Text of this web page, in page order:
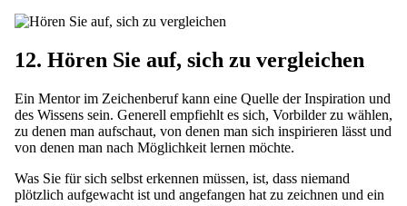
12. Hören Sie auf, sich zu vergleichen
Ein Mentor im Zeichenberuf kann eine Quelle der Inspiration und
des Wissens sein. Generell empfiehlt es sich, Vorbilder zu wählen,
zu denen man aufschaut, von denen man sich inspirieren lässt und
von denen man nach Möglichkeit lernen möchte.
Was Sie für sich selbst erkennen müssen, ist, dass niemand
plötzlich aufgewacht ist und angefangen hat zu zeichnen und ein